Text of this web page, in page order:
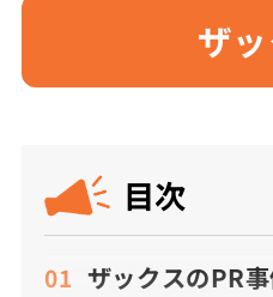
ザ
目次
ザックスのPR